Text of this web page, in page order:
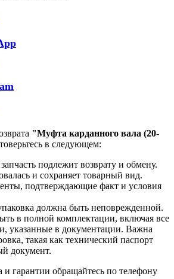
"Муфта карданного вала (20-
в следующем:
подлежит возврату и обмену.
и сохраняет товарный вид.
подтверждающие факт и условия
должна быть неповрежденной.
в полной комплектации, включая все
указанные в документации. Важна
такая как технический паспорт
документ.
и гарантии обращайтесь по телефону